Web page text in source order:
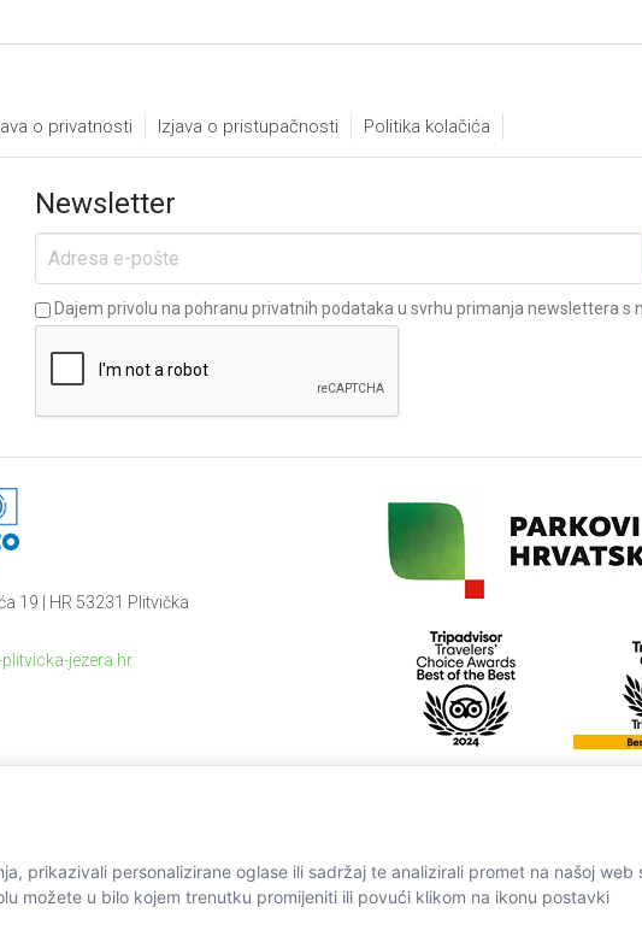
prikazivali personalizirane oglase ili sadržaj te analizirali promet na našoj web
možete u bilo kojem trenutku promijeniti ili povući klikom na ikonu postavki
o privatnosti Izjava o pristupačnosti Politika kolačića
Newsletter
Dajem privolu na pohranu privatnih podataka u svrhu primanja newslettera s
19 | HR 53231 Plitvička
jezera.hr